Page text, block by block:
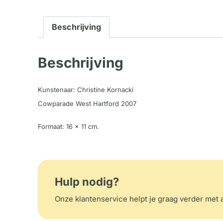
Beschrijving
Beschrijving
Kunstenaar: Christine Kornacki
Cowparade West Hartford 2007
Formaat: 16 x 11 cm.
Hulp nodig?
Onze klantenservice helpt je graag verder met